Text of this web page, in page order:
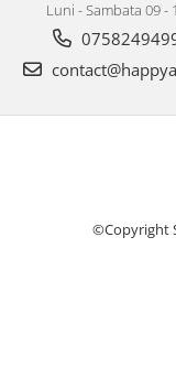
Luni - Sambata 09 -
©Copyright